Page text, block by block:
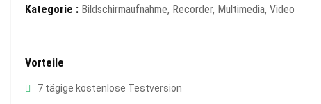
Kategorie : Bildschirmaufnahme, Recorder, Multimedia, Video
Vorteile
7 tägige kostenlose Testversion